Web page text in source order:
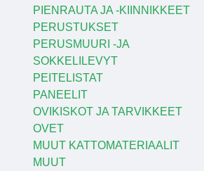
PIENRAUTA JA -KIINNIKKEET
PERUSTUKSET
PERUSMUURI -JA
SOKKELILEVYT
PEITELISTAT
PANEELIT
OVIKISKOT JA TARVIKKEET
OVET
MUUT KATTOMATERIAALIT
MUUT